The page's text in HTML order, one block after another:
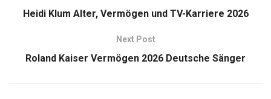
Heidi Klum Alter, Vermögen und TV-Karriere 2026
Next Post
Roland Kaiser Vermögen 2026 Deutsche Sänger